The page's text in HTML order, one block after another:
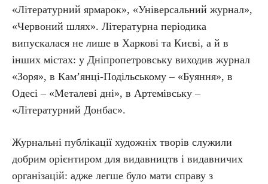
«Літературний ярмарок», «Універсальний журнал»,
«Червоний шлях». Літературна періодика
випускалася не лише в Харкові та Києві, а й в
інших містах: у Дніпропетровську виходив журнал
«Зоря», в Ка­м’ян­ці-Подільському – «Буяння», в
Одесі – «Металеві дні», в Артемівську –
«Літературний Донбас».
Журнальні публікації художніх творів служили
добрим орієнтиром для видавництв і видавничих
організацій: адже легше було мати справу з